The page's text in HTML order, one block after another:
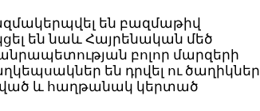
են բազմաթիվ
են նաև Հայրենական մեծ
բոլոր մարզերի
են դրվել ու ծաղիկներ
և հաղթանակ կերտած